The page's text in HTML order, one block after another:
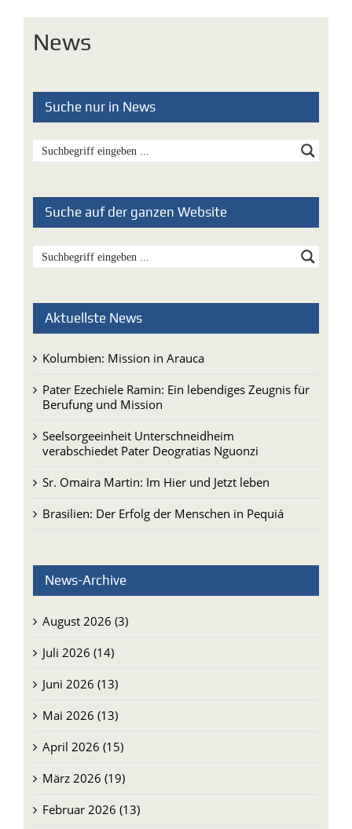
News
Suche nur in News
Suche auf der ganzen Website
Aktuellste News
Kolumbien: Mission in Arauca
Pater Ezechiele Ramin: Ein lebendiges Zeugnis für
Berufung und Mission
Seelsorgeeinheit Unterschneidheim
verabschiedet Pater Deogratias Nguonzi
Sr. Omaira Martin: Im Hier und Jetzt leben
Brasilien: Der Erfolg der Menschen in Pequiá
News-Archive
August 2026 (3)
Juli 2026 (14)
Juni 2026 (13)
Mai 2026 (13)
April 2026 (15)
März 2026 (19)
Februar 2026 (13)